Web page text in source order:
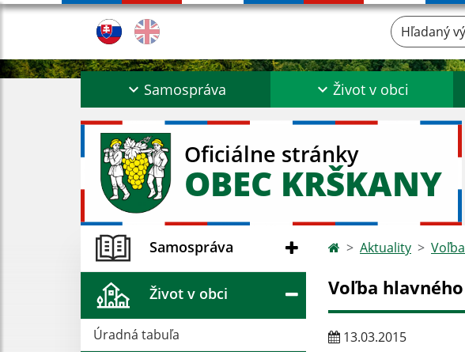
Hľadaný
Samospráva Život v obci
Oficiálne stránky
OBEC KRŠKANY
Samospráva
Život v obci
Úradná tabuľa
Aktuality
Voľba
13.03.2015